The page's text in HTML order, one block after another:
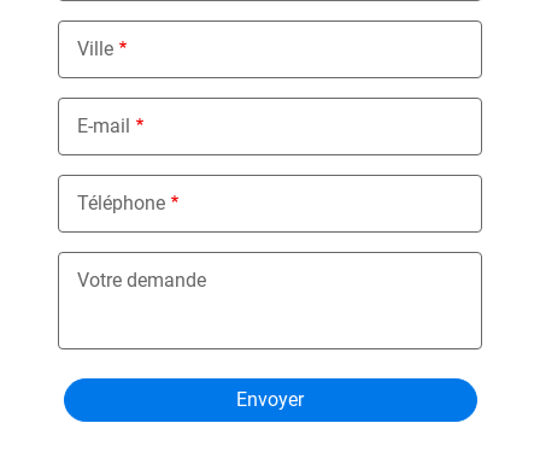
Ville
E-mail
Téléphone
Votre demande